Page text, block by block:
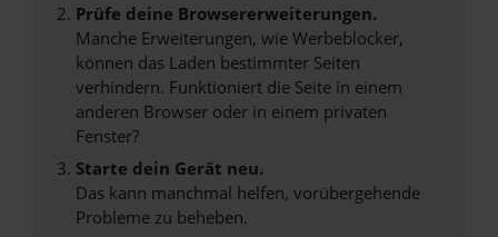
Prüfe deine Browsererweiterungen.
Manche Erweiterungen, wie Werbeblocker,
können das Laden bestimmter Seiten
verhindern. Funktioniert die Seite in einem
anderen Browser oder in einem privaten
Fenster?
Starte dein Gerät neu.
Das kann manchmal helfen, vorübergehende
Probleme zu beheben.